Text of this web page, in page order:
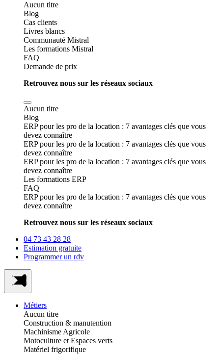
Aucun titre
Blog
Cas clients
Livres blancs
Communauté Mistral
Les formations Mistral
FAQ
Demande de prix
Retrouvez nous sur les réseaux sociaux
Aucun titre
Blog
ERP pour les pro de la location : 7 avantages clés que vous
devez connaître
ERP pour les pro de la location : 7 avantages clés que vous
devez connaître
ERP pour les pro de la location : 7 avantages clés que vous
devez connaître
Les formations ERP
FAQ
ERP pour les pro de la location : 7 avantages clés que vous
devez connaître
Retrouvez nous sur les réseaux sociaux
04 73 43 28 28
Estimation gratuite
Programmer un rdv
Métiers
Aucun titre
Construction & manutention
Machinisme Agricole
Motoculture et Espaces verts
Matériel frigorifique